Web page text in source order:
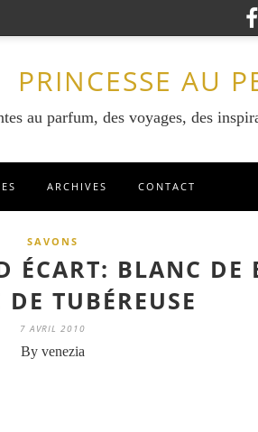
PRINCESSE AU
au parfum, des voyages, des
ARCHIVES CONTACT
SAVONS
ÉCART: BLANC DE
DE TUBÉREUSE
7 AVRIL 2010
By venezia